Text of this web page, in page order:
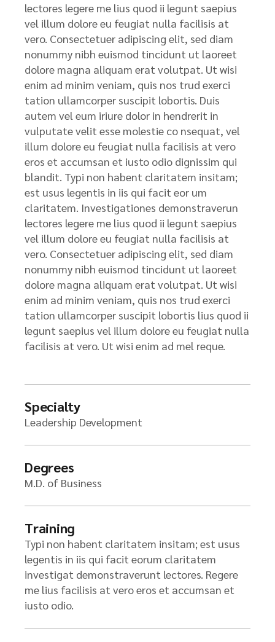
lectores legere me lius quod ii legunt saepius
vel illum dolore eu feugiat nulla facilisis at
vero. Consectetuer adipiscing elit, sed diam
nonummy nibh euismod tincidunt ut laoreet
dolore magna aliquam erat volutpat. Ut wisi
enim ad minim veniam, quis nos trud exerci
tation ullamcorper suscipit lobortis. Duis
autem vel eum iriure dolor in hendrerit in
vulputate velit esse molestie co nsequat, vel
illum dolore eu feugiat nulla facilisis at vero
eros et accumsan et iusto odio dignissim qui
blandit. Typi non habent claritatem insitam;
est usus legentis in iis qui facit eor um
claritatem. Investigationes demonstraverun
lectores legere me lius quod ii legunt saepius
vel illum dolore eu feugiat nulla facilisis at
vero. Consectetuer adipiscing elit, sed diam
nonummy nibh euismod tincidunt ut laoreet
dolore magna aliquam erat volutpat. Ut wisi
enim ad minim veniam, quis nos trud exerci
tation ullamcorper suscipit lobortis lius quod ii
legunt saepius vel illum dolore eu feugiat nulla
facilisis at vero. Ut wisi enim ad mel reque.
Specialty
Leadership Development
Degrees
M.D. of Business
Training
Typi non habent claritatem insitam; est usus
legentis in iis qui facit eorum claritatem
investigat demonstraverunt lectores. Regere
me lius facilisis at vero eros et accumsan et
iusto odio.